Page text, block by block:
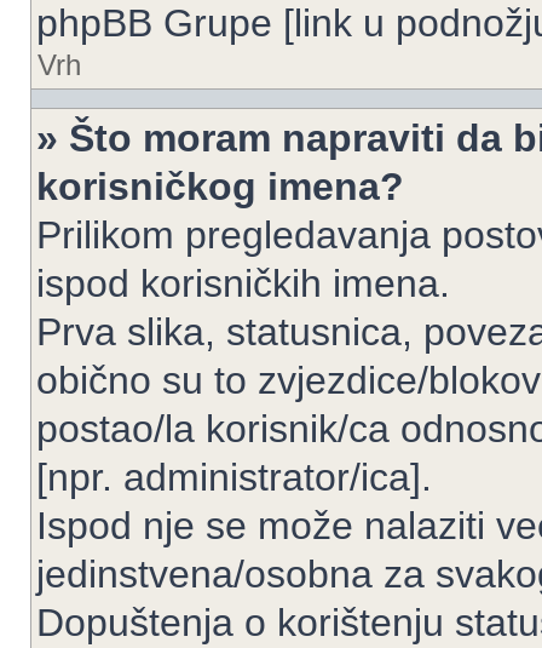
phpBB Grupe [link u
Vrh
» Što moram napraviti da
korisničkog imena?
Prilikom pregledavanja
ispod korisničkih imena.
Prva slika, statusnica,
obično su to zvjezdice/
postao/la korisnik/ca
[npr. administrator/ica].
Ispod nje se može nalaziti
jedinstvena/osobna za
Dopuštenja o korištenju